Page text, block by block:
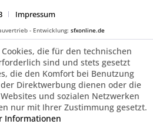
Impressum
- Entwicklung: sfxonline.de
die für den technischen
sind und stets gesetzt
die den Komfort bei Benutzung
Direktwerbung dienen oder die
und sozialen Netzwerken
nur mit Ihrer Zustimmung gesetzt.
Informationen